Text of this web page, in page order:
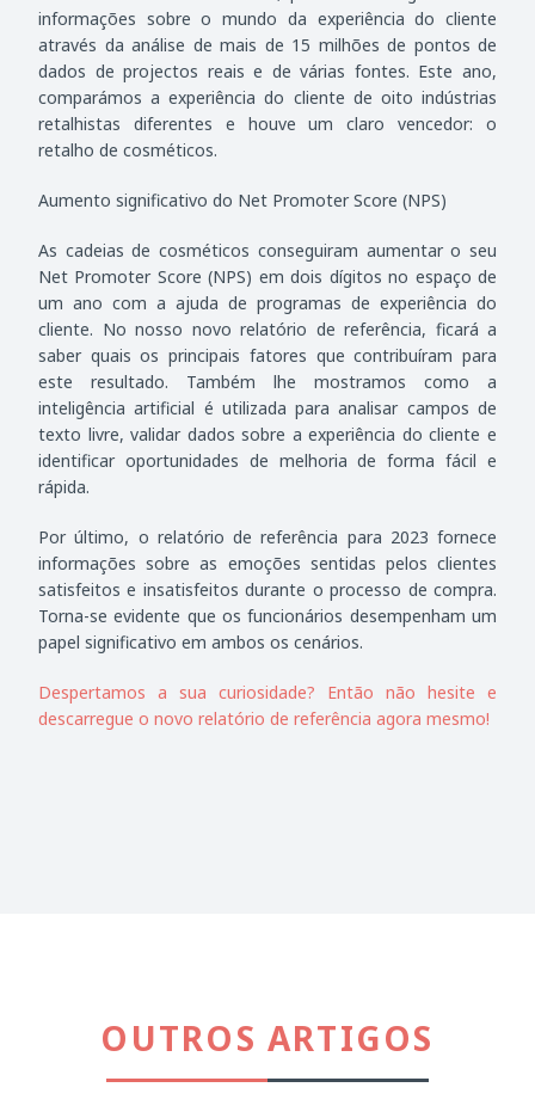
informações sobre o mundo da experiência do cliente
através da análise de mais de 15 milhões de pontos de
dados de projectos reais e de várias fontes. Este ano,
comparámos a experiência do cliente de oito indústrias
retalhistas diferentes e houve um claro vencedor: o
retalho de cosméticos.
Aumento significativo do Net Promoter Score (NPS)
As cadeias de cosméticos conseguiram aumentar o seu
Net Promoter Score (NPS) em dois dígitos no espaço de
um ano com a ajuda de programas de experiência do
cliente. No nosso novo relatório de referência, ficará a
saber quais os principais fatores que contribuíram para
este resultado. Também lhe mostramos como a
inteligência artificial é utilizada para analisar campos de
texto livre, validar dados sobre a experiência do cliente e
identificar oportunidades de melhoria de forma fácil e
rápida.
Por último, o relatório de referência para 2023 fornece
informações sobre as emoções sentidas pelos clientes
satisfeitos e insatisfeitos durante o processo de compra.
Torna-se evidente que os funcionários desempenham um
papel significativo em ambos os cenários.
Despertamos a sua curiosidade? Então não hesite e
descarregue o novo relatório de referência agora mesmo!
OUTROS ARTIGOS